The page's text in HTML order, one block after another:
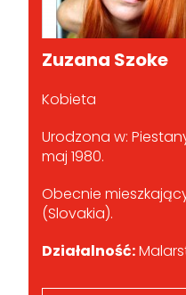
Zuzana Szoke
Kobieta
Urodzona w:
maj 1980.
Obecnie
(Slovakia).
Działalność: